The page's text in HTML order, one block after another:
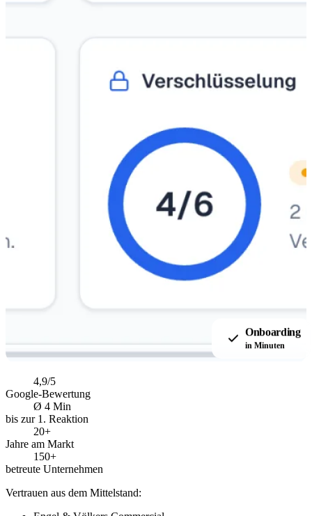
Onboarding
in Minuten
4,9/5
Google-Bewertung
Ø 4 Min
bis zur 1. Reaktion
20+
Jahre am Markt
150+
betreute Unternehmen
Vertrauen aus dem Mittelstand: